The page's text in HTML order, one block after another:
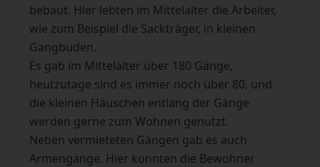
bebaut. Hier lebten im Mittelalter die Arbeiter,
wie zum Beispiel die Sackträger, in kleinen
Gangbuden.
Es gab im Mittelalter über 180 Gänge,
heutzutage sind es immer noch über 80, und
die kleinen Häuschen entlang der Gänge
werden gerne zum Wohnen genutzt.
Neben vermieteten Gängen gab es auch
Armengänge. Hier konnten die Bewohner